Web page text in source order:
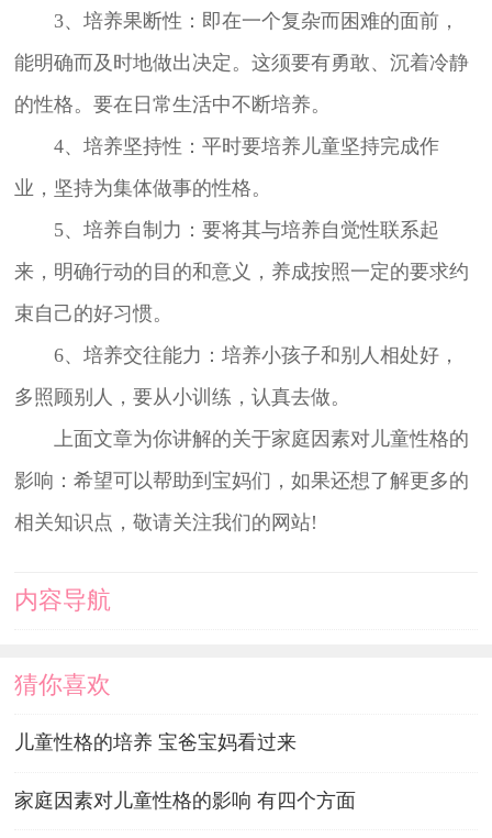
3、培养果断性：即在一个复杂而困难的面前，
能明确而及时地做出决定。这须要有勇敢、沉着冷静
的性格。要在日常生活中不断培养。
4、培养坚持性：平时要培养儿童坚持完成作
业，坚持为集体做事的性格。
5、培养自制力：要将其与培养自觉性联系起
来，明确行动的目的和意义，养成按照一定的要求约
束自己的好习惯。
6、培养交往能力：培养小孩子和别人相处好，
多照顾别人，要从小训练，认真去做。
上面文章为你讲解的关于家庭因素对儿童性格的
影响：希望可以帮助到宝妈们，如果还想了解更多的
相关知识点，敬请关注我们的网站!
内容导航
猜你喜欢
儿童性格的培养 宝爸宝妈看过来
家庭因素对儿童性格的影响 有四个方面